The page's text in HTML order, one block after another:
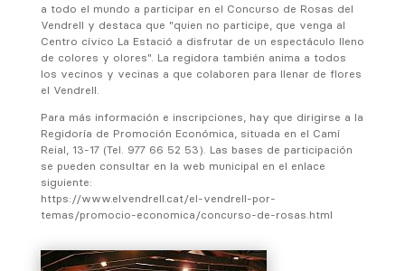
a todo el mundo a participar en el Concurso de Rosas del
Vendrell y destaca que "quien no participe, que venga al
Centro cívico La Estació a disfrutar de un espectáculo lleno
de colores y olores". La regidora también anima a todos
los vecinos y vecinas a que colaboren para llenar de flores
el Vendrell.
Para más información e inscripciones, hay que dirigirse a la
Regidoría de Promoción Económica, situada en el Camí
Reial, 13-17 (Tel. 977 66 52 53). Las bases de participación
se pueden consultar en la web municipal en el enlace
siguiente:
https://www.elvendrell.cat/el-vendrell-por-
temas/promocio-economica/concurso-de-rosas.html